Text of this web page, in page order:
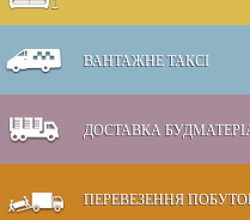
ВАНТАЖНЕ ТАКСІ
ДОСТАВКА
ПЕРЕВЕЗЕННЯ